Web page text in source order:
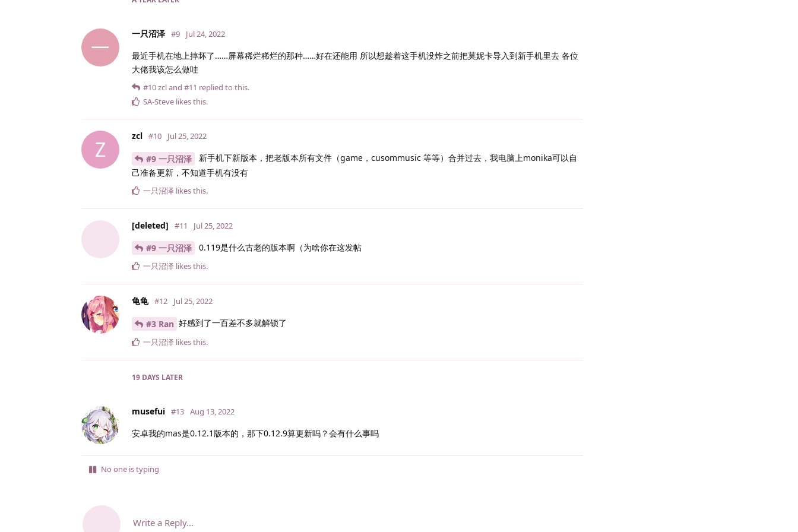
一
一只沼泽 #9 Jul 24, 2022
最近手机在地上摔坏了……屏幕稀烂稀烂的那种……好在还能用 所以想趁着这手机没炸之前把莫妮卡导入到新手机里去 各位
大佬我该怎么做哇
#10zcland #11 replied to this.
SA-Steve likes this.
Z
zcl #10 Jul 25, 2022
#9 一只沼泽
新手机下新版本，把老版本所有文件（game，cusommusic 等等）合并过去，我电脑上monika可以自
己准备更新，不知道手机有没有
一只沼泽 likes this.
[deleted] #11 Jul 25, 2022
#9 一只沼泽 0.119是什么古老的版本啊（为啥你在这发帖
一只沼泽 likes this.
龟龟 #12 Jul 25, 2022
#3 Ran 好感到了一百差不多就解锁了
一只沼泽 likes this.
19 DAYS LATER
musefui #13 Aug 13, 2022
安卓我的mas是0.12.1版本的，那下0.12.9算更新吗？会有什么事吗
No one is typing
Write a Reply...